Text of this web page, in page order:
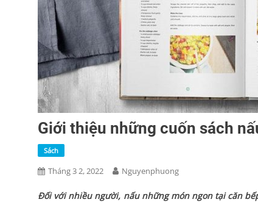
Giới thiệu những cuốn sách
Sách
Tháng 3 2, 2022 Nguyenphuong
Đối với nhiều người, nấu những món ngon tại căn